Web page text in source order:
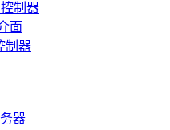
制器
面
制器
器